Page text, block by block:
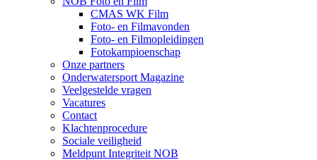
CMAS WK Film
Foto- en Filmavonden
Foto- en Filmopleidingen
Fotokampioenschap
Onze partners
Onderwatersport Magazine
Veelgestelde vragen
Vacatures
Contact
Klachtenprocedure
Sociale veiligheid
Meldpunt Integriteit NOB